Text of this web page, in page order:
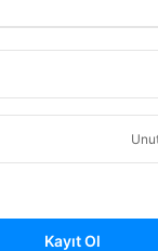
Kayıt Ol